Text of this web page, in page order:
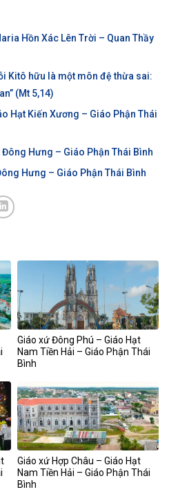
Hồn Xác Lên Trời – Quan Thầy
Kitô hữu là một môn đệ thừa sai:
(Mt 5,14)
Hạt Kiến Xương – Giáo Phận Thái
Hưng – Giáo Phận Thái Bình
Hưng – Giáo Phận Thái Bình
Giáo xứ Đông Phú – Giáo Hạt
Nam Tiền Hải – Giáo Phận Thái
Bình
Giáo xứ Hợp Châu – Giáo Hạt
Nam Tiền Hải – Giáo Phận Thái
Bình